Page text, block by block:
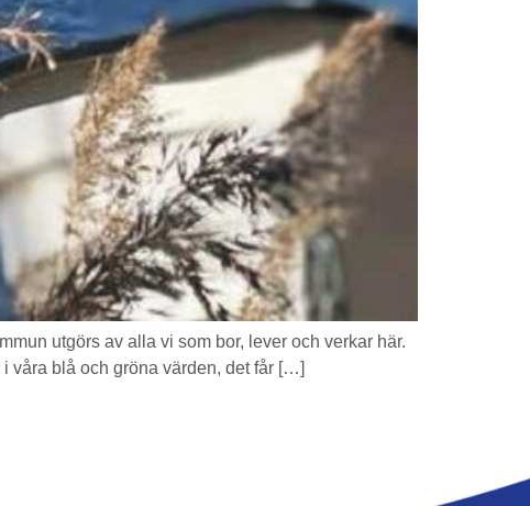
utgörs av alla vi som bor, lever och verkar här.
våra blå och gröna värden, det får […]